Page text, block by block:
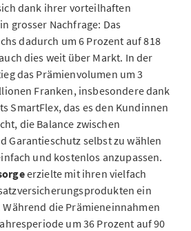
dank ihrer vorteilhaften
grosser Nachfrage: Das
dadurch um 6 Prozent auf 818
dies weit über Markt. In der
das Prämienvolumen um 3
Franken, insbesondere dank
SmartFlex, das es den Kundinnen
die Balance zwischen
Garantieschutz selbst zu wählen
und kostenlos anzupassen.
erzielte mit ihren vielfach
ein
die Prämieneinnahmen
um 36 Prozent auf 90